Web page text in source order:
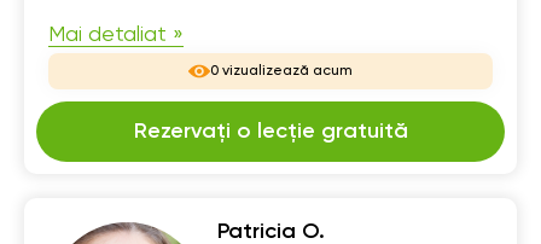
Mai detaliat »
0 vizualizează acum
Rezervați o lecție gratuită
Patricia O.